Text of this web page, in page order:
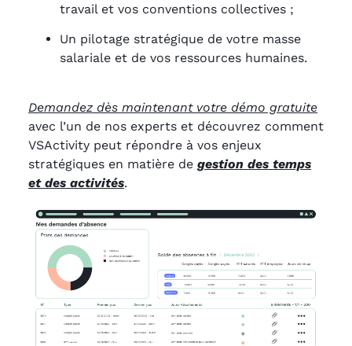
travail et vos conventions collectives ;
Un pilotage stratégique de votre masse
salariale et de vos ressources humaines.
Demandez dès maintenant votre démo gratuite
avec l’un de nos experts et découvrez comment
VSActivity peut répondre à vos enjeux
stratégiques en matière de gestion des temps
et des activités.